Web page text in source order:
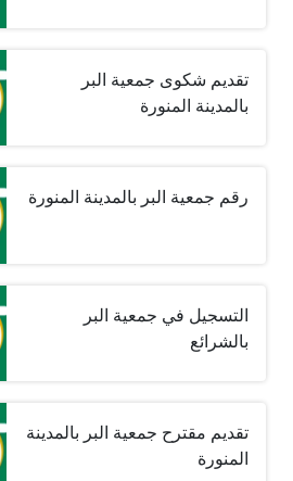
تقديم شكوى جمعية البر
بالمدينة المنورة
رقم جمعية البر بالمدينة المنورة
التسجيل في جمعية البر
بالشرائع
تقديم مقترح جمعية البر بالمدينة
المنورة